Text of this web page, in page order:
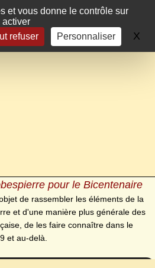
et vous donne le contrôle sur
activer
refuser Personnaliser X
pour le Bicentenaire
de rassembler les éléments de la
et d'une manière plus générale des
de les faire connaître dans le
et au-delà.